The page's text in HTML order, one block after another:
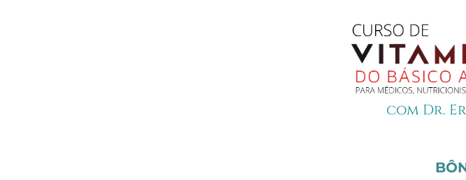
com Dr.